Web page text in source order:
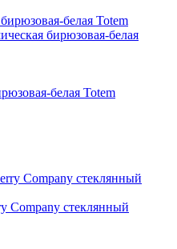
белая Totem
Company стеклянный